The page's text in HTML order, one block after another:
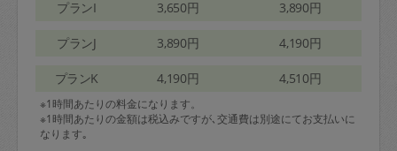
プランI 3,650円 3,890円
プランJ 3,890円 4,190円
プランK 4,190円 4,510円
※1時間あたりの料金になります。
※1時間あたりの金額は税込みですが､交通費は別途にてお支払いに
なります｡